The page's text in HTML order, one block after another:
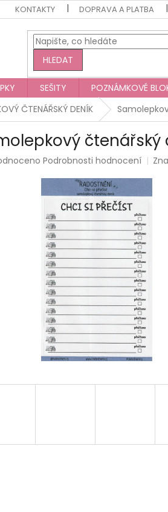
KONTAKTY DOPRAVA A PLATBA
HLEDAT
SEŠITY POZNÁMKOVÉ
ČTENÁŘSKÝ DENÍK
čtenářský
Podrobnosti hodnocení